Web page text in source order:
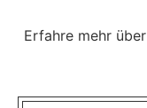
Erfahre mehr